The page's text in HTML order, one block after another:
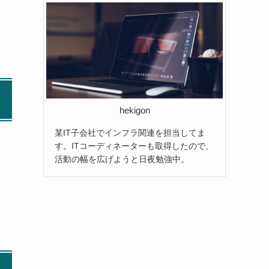
hekigon
某IT子会社でインフラ関連を担当してま
す。ITコーディネーターも取得したので、
活動の幅を広げようと日夜勉強中。